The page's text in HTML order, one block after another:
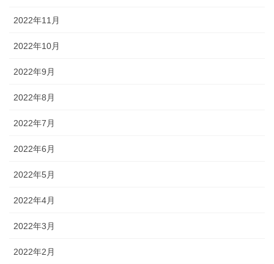
2022年11月
2022年10月
2022年9月
2022年8月
2022年7月
2022年6月
2022年5月
2022年4月
2022年3月
2022年2月